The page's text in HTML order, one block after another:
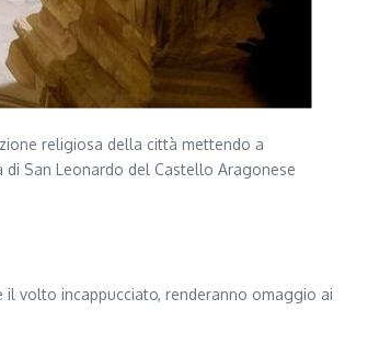
religiosa della città mettendo a
San Leonardo del Castello Aragonese
il volto incappucciato, renderanno omaggio ai